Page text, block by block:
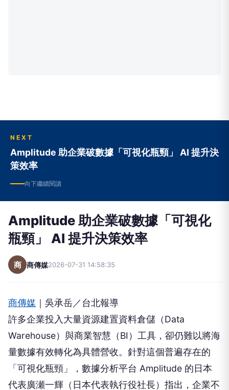
NEXT
Amplitude 助企業破數據「可視化瓶頸」 AI 提升決
策效率
向下繼續閱讀
Amplitude 助企業破數據「可視化
瓶頸」 AI 提升決策效率
商 商傳媒2026-07-31 14:58:35
商傳媒 ｜吳承岳／台北報導
許多企業投入大量資源建置資料倉儲（Data
Warehouse）與商業智慧（BI）工具，卻仍難以將海
量數據有效轉化為具體營收。針對這個普遍存在的
「可視化瓶頸」，數據分析平台 Amplitude 的日本
代表廣瀬一輝（日本代表執行役社長）指出，企業不